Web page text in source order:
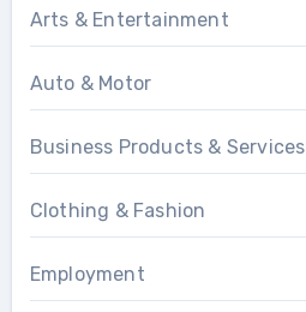
Arts & Entertainment
Auto & Motor
Business Products & Services
Clothing & Fashion
Employment